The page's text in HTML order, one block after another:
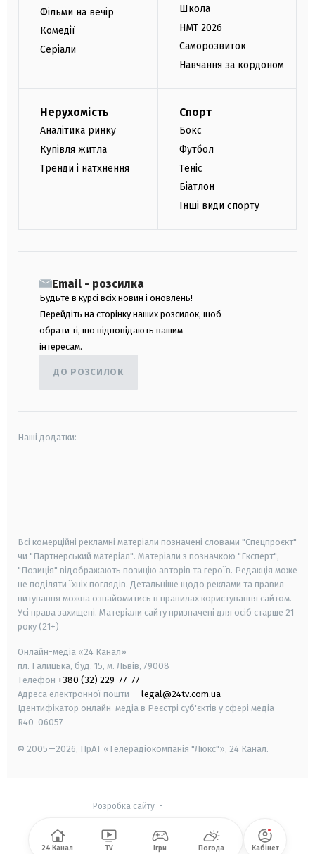
Фільми на вечір
Комедії
Серіали
Школа
НМТ 2026
Саморозвиток
Навчання за кордоном
Нерухомість
Аналітика ринку
Купівля житла
Тренди і натхнення
Спорт
Бокс
Футбол
Теніс
Біатлон
Інші види спорту
Email - розсилка
Будьте в курсі всіх новин і оновлень!
Перейдіть на сторінку наших розсилок, щоб
обрати ті, що відповідають вашим
інтересам.
ДО РОЗСИЛОК
Наші додатки:
Всі комерційні рекламні матеріали позначені словами "Спецпроєкт"
чи "Партнерський матеріал". Матеріали з позначкою "Експерт",
"Позиція" відображають позицію авторів та героїв. Редакція може
не поділяти їхніх поглядів. Детальніше щодо реклами та правил
цитування можна ознайомитись в правилах користування сайтом.
Усі права захищені. Матеріали сайту призначені для осіб старше 21
року (21+)
Онлайн-медіа «24 Канал»
пл. Галицька, буд. 15, м. Львів, 79008
Телефон +380 (32) 229-77-77
Адреса електронної пошти — legal@24tv.com.ua
Ідентифікатор онлайн-медіа в Реєстрі суб'єктів у сфері медіа —
R40-06057
© 2005—2026, ПрАТ «Телерадіокомпанія "Люкс"», 24 Канал.
Розробка сайту-
24 Канал TV Ігри Погода Кабінет